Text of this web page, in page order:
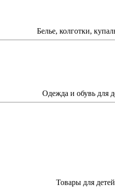
Белье, колготки,
Одежда и обувь для
Товары для детей